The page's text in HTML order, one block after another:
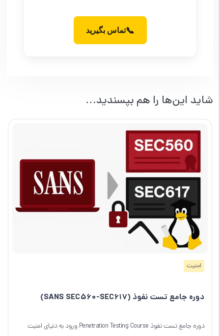
📞تماس بگیرید
شاید این‌ها را هم بپسندید…
امنیت
دوره جامع تست نفوذ (SANS SEC560-SEC617)
دوره جامع تست نفوذ Penetration Testing Course ورود به دنیای امنیت